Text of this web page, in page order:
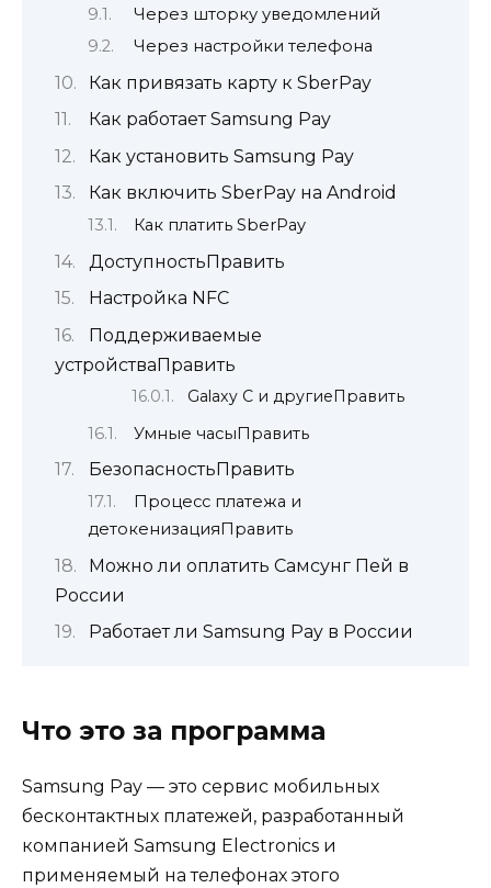
Через шторку уведомлений
Через настройки телефона
Как привязать карту к SberPay
Как работает Samsung Pay
Как установить Samsung Pay
Как включить SberPay на Android
Как платить SberPay
ДоступностьПравить
Настройка NFC
Поддерживаемые
устройстваПравить
Galaxy C и другиеПравить
Умные часыПравить
БезопасностьПравить
Процесс платежа и
детокенизацияПравить
Можно ли оплатить Самсунг Пей в
России
Работает ли Samsung Pay в России
Что это за программа
Samsung Pay — это сервис мобильных
бесконтактных платежей, разработанный
компанией Samsung Electronics и
применяемый на телефонах этого